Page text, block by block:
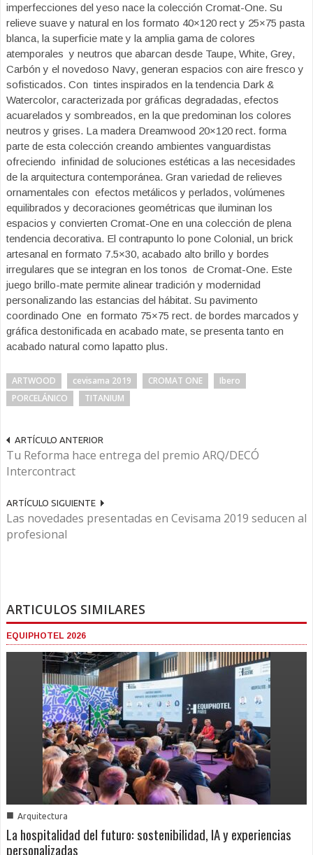
imperfecciones del yeso nace la colección Cromat-One. Su
relieve suave y natural en los formato 40×120 rect y 25×75 pasta
blanca, la superficie mate y la amplia gama de colores
atemporales y neutros que abarcan desde Taupe, White, Grey,
Carbón y el novedoso Navy, generan espacios con aire fresco y
sofisticados. Con tintes inspirados en la tendencia Dark &
Watercolor, caracterizada por gráficas degradadas, efectos
acuarelados y sombreados, en la que predominan los colores
neutros y grises. La madera Dreamwood 20×120 rect. forma
parte de esta colección creando ambientes vanguardistas
ofreciendo infinidad de soluciones estéticas a las necesidades
de la arquitectura contemporánea. Gran variedad de relieves
ornamentales con efectos metálicos y perlados, volúmenes
equilibrados y decoraciones geométricas que iluminan los
espacios y convierten Cromat-One en una colección de plena
tendencia decorativa. El contrapunto lo pone Colonial, un brick
artesanal en formato 7.5×30, acabado alto brillo y bordes
irregulares que se integran en los tonos de Cromat-One. Este
juego brillo-mate permite alinear tradición y modernidad
personalizando las estancias del hábitat. Su pavimento
coordinado One en formato 75×75 rect. de bordes marcados y
gráfica destonificada en acabado mate, se presenta tanto en
acabado natural como lapatto plus.
ARTWOOD cevisama 2019 CROMAT ONE
Ibero
PORCELÁNICO
TITANIUM
ARTÍCULO ANTERIOR
Tu Reforma hace entrega del premio ARQ/DECÓ
Intercontract
ARTÍCULO SIGUIENTE
Las novedades presentadas en Cevisama 2019 seducen al
profesional
ARTICULOS SIMILARES
EQUIPHOTEL 2026
■ Arquitectura
La hospitalidad del futuro: sostenibilidad, IA y experiencias
personalizadas